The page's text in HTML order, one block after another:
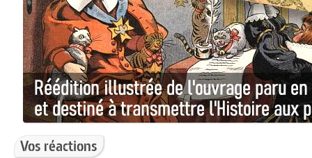
Vos réactions